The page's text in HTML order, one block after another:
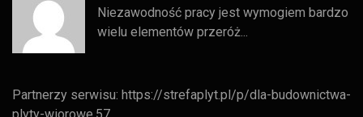
Niezawodność pracy jest wymogiem bardzo
wielu elementów przeróż...
Partnerzy serwisu: https://strefaplyt.pl/p/dla-budownictwa-